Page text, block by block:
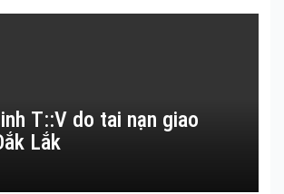
T::V do tai nạn giao
Lắk